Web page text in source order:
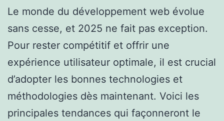
Le monde du développement web évolue
sans cesse, et 2025 ne fait pas exception.
Pour rester compétitif et offrir une
expérience utilisateur optimale, il est crucial
d’adopter les bonnes technologies et
méthodologies dès maintenant. Voici les
principales tendances qui façonneront le